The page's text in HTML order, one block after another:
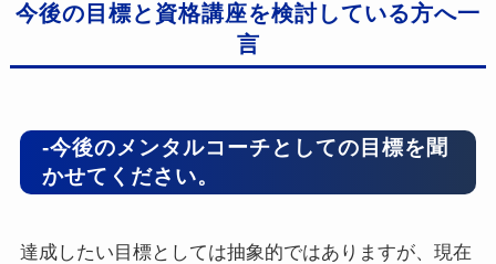
今後の目標と資格講座を検討している方へ一
言
-今後のメンタルコーチとしての目標を聞
かせてください。
達成したい目標としては抽象的ではありますが、現在